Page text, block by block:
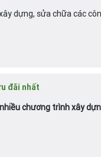
dựng, sửa chữa các
đãi nhất
chương trình xây